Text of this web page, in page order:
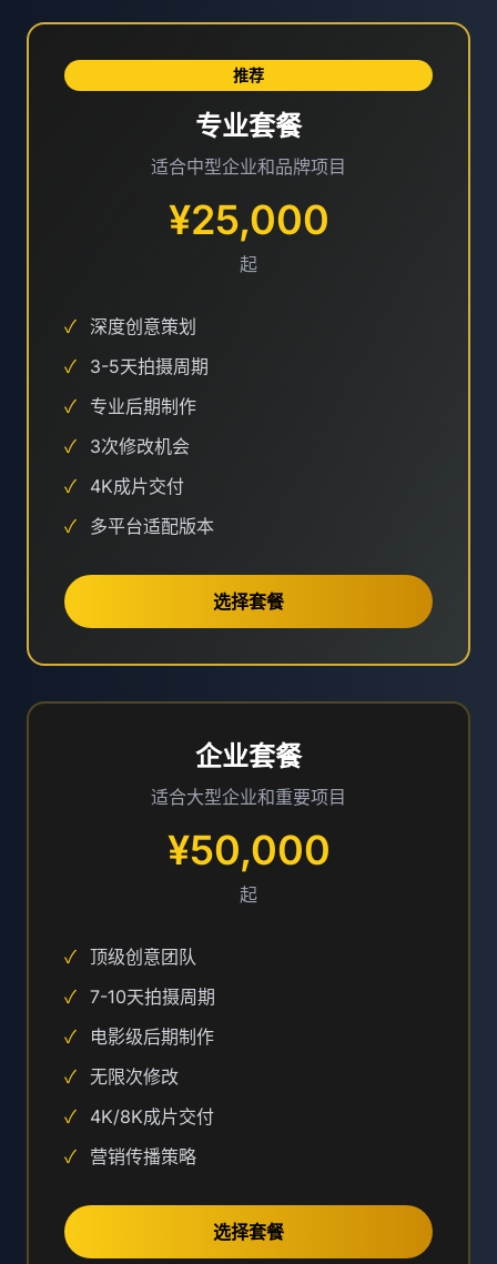
推荐
专业套餐
适合中型企业和品牌项目
¥25,000
起
✓ 深度创意策划
✓
3-5天拍摄周期
✓
专业后期制作
✓
3次修改机会
✓
4K成片交付
✓
多平台适配版本
选择套餐
企业套餐
适合大型企业和重要项目
¥50,000
起
✓ 顶级创意团队
✓ 7-10天拍摄周期
✓
电影级后期制作
✓ 无限次修改
✓
4K/8K成片交付
✓
营销传播策略
选择套餐